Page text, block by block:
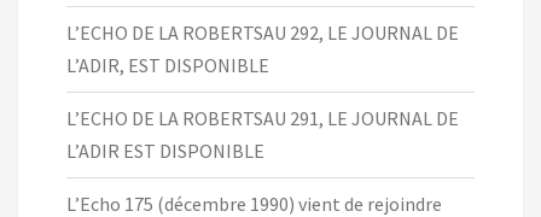
L’ECHO DE LA ROBERTSAU 292, LE JOURNAL DE
L’ADIR, EST DISPONIBLE
L’ECHO DE LA ROBERTSAU 291, LE JOURNAL DE
L’ADIR EST DISPONIBLE
L’Echo 175 (décembre 1990) vient de rejoindre